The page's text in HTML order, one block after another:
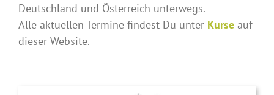
Deutschland und Österreich unterwegs.
Alle aktuellen Termine findest Du unter Kurseauf
dieser Website.